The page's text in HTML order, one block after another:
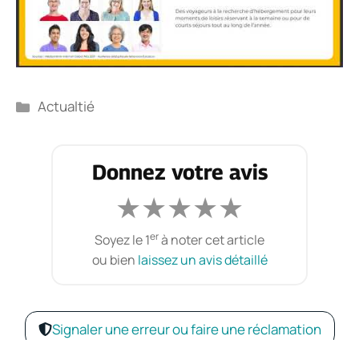
Catégories
Actualtié
Donnez votre avis
★★★★★
Soyez le 1erà noter cet article
ou bien laissez un avis détaillé
Signaler une erreur ou faire une réclamation